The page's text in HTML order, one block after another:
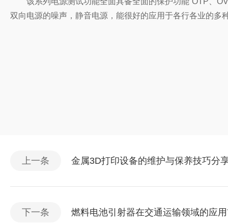
双向电源的噪声，静音电源，能很好的应用于各行各业的多
上一条 金属3D打印设备的维护与保养技巧分
下一条 燃料电池引射器在交通运输领域的应